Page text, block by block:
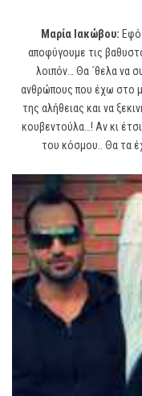
Μαρία Ιακώβου:
αποφύγουμε τις
λοιπόν… Θα ´θελα να
ανθρώπους που έχω στο
της αλήθειας και να
κουβεντούλα…! Αν κι
του κόσμου.. Θα τα